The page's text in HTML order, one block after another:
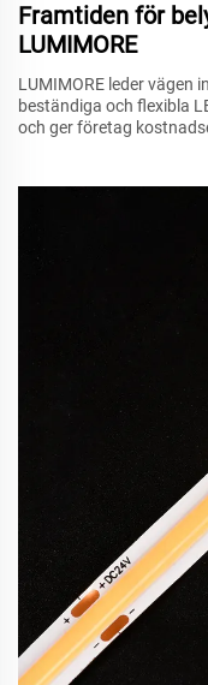
Framtiden för
LUMIMORE
LUMIMORE leder vägen
beständiga och flexibla
och ger företag